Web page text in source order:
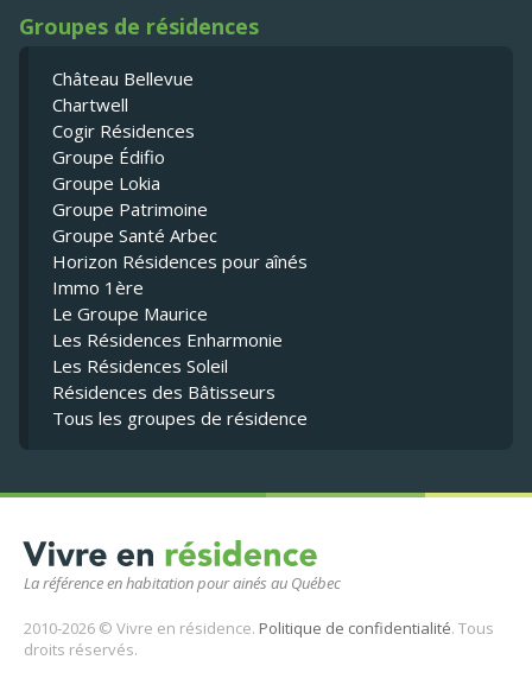
La référence en habitation pour ainés au Québec
2010-2026 © Vivre en résidence. Politique de confidentialité. Tous
droits réservés.
Groupes de résidences
Château Bellevue
Chartwell
Cogir Résidences
Groupe Édifio
Groupe Lokia
Groupe Patrimoine
Groupe Santé Arbec
Horizon Résidences pour aînés
Immo 1ère
Le Groupe Maurice
Les Résidences Enharmonie
Les Résidences Soleil
Résidences des Bâtisseurs
Tous les groupes de résidence